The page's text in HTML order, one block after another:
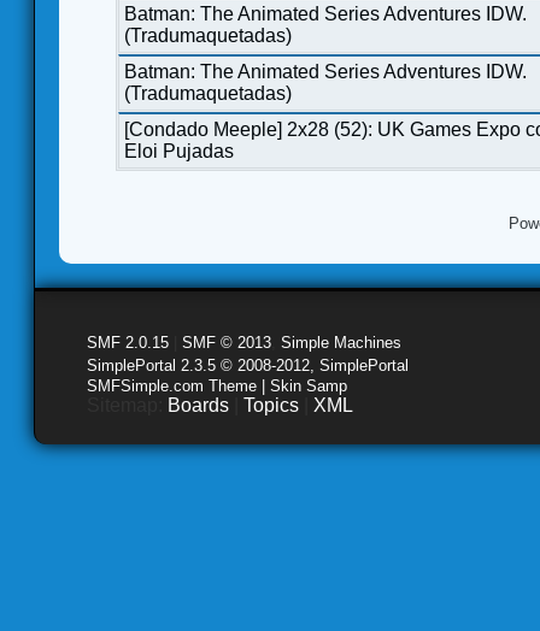
Batman: The Animated Series Adventures IDW.
(Tradumaquetadas)
Batman: The Animated Series Adventures IDW.
(Tradumaquetadas)
[Condado Meeple] 2x28 (52): UK Games Expo
Eloi Pujadas
SMF 2.0.15 SMF © 2013 Simple Machines
SimplePortal 2.3.5 © 2008-2012, SimplePortal
SMFSimple.com Theme | Skin Samp
Boards Topics XML